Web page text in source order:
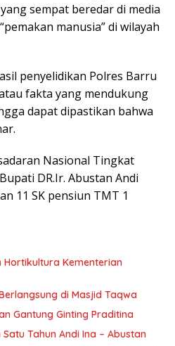
sempat beredar di media
manusia” di wilayah
penyelidikan Polres Barru
fakta yang mendukung
dapat dipastikan bahwa
Nasional Tingkat
DR.Ir. Abustan Andi
11 SK pensiun TMT 1
Hortikultura Kementerian
di Masjid Taqwa
Gantung Ginting Praditina
Tahun Andi Ina – Abustan